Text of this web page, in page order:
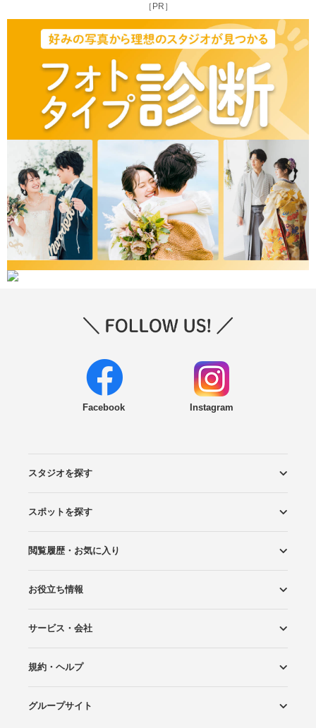
［PR］
Facebook Instagram
スタジオを探す
エリアから探す
こだわりから探す
NEW PHOTO STYLE
プランから探す
フォトタイプ診断
フォトグラファーから探す
国内リゾートから探す
スポットを探す
ロケーションから探す
スタジオから探す
閲覧履歴・お気に入り
閲覧スタジオ
お気に入り
お役立ち情報
Wedding Photo マガジン
はじめてガイド
サービス・会社
Photoraitとは
スタジオの掲載について
お問い合わせ
運営会社
サイトマップ
規約・ヘルプ
プライバシーポリシー
利用規約
ヘルプ
グループサイト